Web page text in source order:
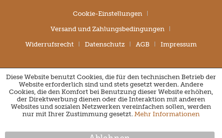
Cookie-Einstellungen
Versand und Zahlungsbedingungen
Widerrufsrecht Datenschutz AGB Impressum
Diese Website benutzt Cookies, die für den technischen Betrieb der
Website erforderlich sind und stets gesetzt werden. Andere
Cookies, die den Komfort bei Benutzung dieser Website erhöhen,
der Direktwerbung dienen oder die Interaktion mit anderen
Websites und sozialen Netzwerken vereinfachen sollen, werden
nur mit Ihrer Zustimmung gesetzt. Mehr Informationen